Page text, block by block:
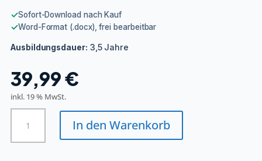
✓Sofort-Download nach Kauf
✓Word-Format (.docx), frei bearbeitbar
Ausbildungsdauer: 3,5 Jahre
39,99€
inkl. 19 % MwSt.
Technische/r
Produktdesigner/in
-
In den Warenkorb